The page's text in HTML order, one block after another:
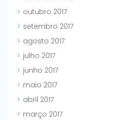
outubro 2017
setembro 2017
agosto 2017
julho 2017
junho 2017
maio 2017
abril 2017
março 2017